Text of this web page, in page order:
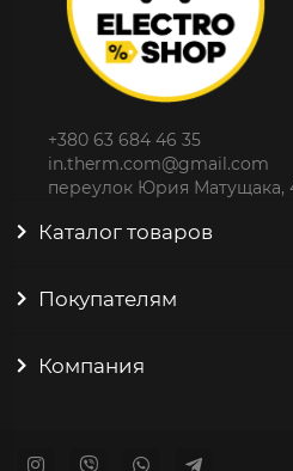
+380 63 684 46 35
in.therm.com@gmail.com
переулок Юрия Матущака,
Каталог товаров
Покупателям
Компания